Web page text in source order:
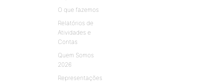
O que fazemos
Relatórios de
Atividades e
Contas
Quem Somos
2026
Representações